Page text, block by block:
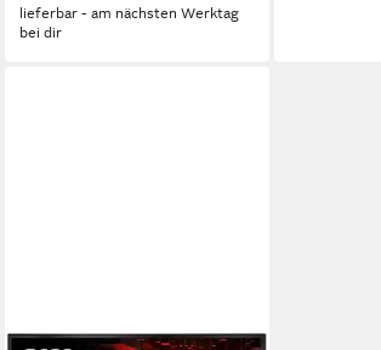
lieferbar - am nächsten Werktag
bei dir